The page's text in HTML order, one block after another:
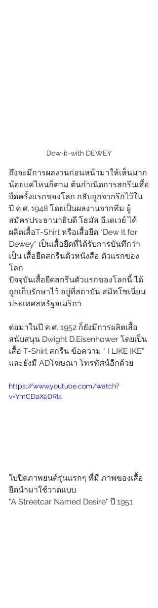
Dew-it-with DEWEY
ถึงจะมีการผลงานก่อนหน้ามาให้เห็นมาก
น้อยแค่ไหนก็ตาม ต้นกำเนิดการสกรีนเสื้อ
ยืดครั้งแรกของโลก กลับถูกจากรึกไว้ใน
ปี ค.ศ. 1948 โดยเป็นผลงานจากทีม ผู้
สมัครประธานาธิบดี โธมัส อี.เดเวย์ ได้
ผลิตเสื้อT-Shirt หรือเสื้อยืด "Dew It for
Dewey" เป็นเสื้อยืดที่ได้รับการบันทึกว่า
เป็น เสื้อยืดสกรีนตัวหนังสือ ตัวแรกของ
โลก
ปัจจุบันเสื้อยืดสกรีนตัวแรกของโลกนี้ ได้
ถูกเก็บรักษาไว้ อยู่ที่สถาบัน สมิทโซเนี่ยน
ประเทศสหรัฐอเมริกา
ต่อมาในปี ค.ศ. 1952 ก็ยังมีการผลิตเสื้อ
สนับสนุน Dwight D.Eisenhower โดยเป็น
เสื้อ T-Shirt สกรีน ข้อความ " I LIKE IKE"
และยังมี ADโฆษณา โทรทัศน์อีกด้วย
https://www.youtube.com/watch?
v=YmCDaXeDRI4
ใบปิดภาพยนต์รุ่นแรกๆ ที่มี ภาพของเสื้อ
ยืดนำมาใช้วาดแบบ
"A Streetcar Named Desire" ปี 1951